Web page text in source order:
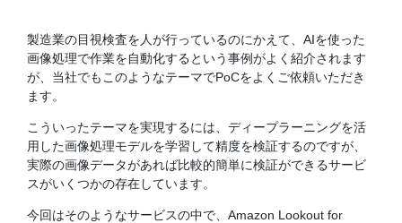
製造業の目視検査を人が行っているのにかえて、AIを使った
画像処理で作業を自動化するという事例がよく紹介されます
が、当社でもこのようなテーマでPoCをよくご依頼いただき
ます。
こういったテーマを実現するには、ディープラーニングを活
用した画像処理モデルを学習して精度を検証するのですが、
実際の画像データがあれば比較的簡単に検証ができるサービ
スがいくつかの存在しています。
今回はそのようなサービスの中で、Amazon Lookout for